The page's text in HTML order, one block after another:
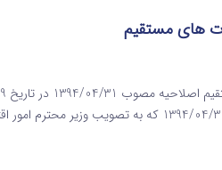
219 قانون مالیات های مستقیم اصلاحیه مصوب 1394/04/31